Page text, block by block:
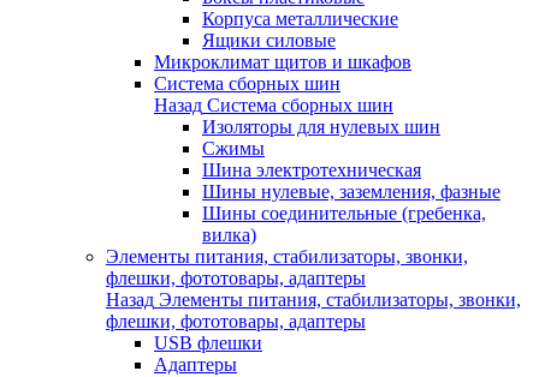
Корпуса металлические
Ящики силовые
Микроклимат щитов и шкафов
Система сборных шин
Назад Система сборных шин
Изоляторы для нулевых шин
Сжимы
Шина электротехническая
Шины нулевые, заземления, фазные
Шины соединительные (гребенка,
вилка)
Элементы питания, стабилизаторы, звонки,
флешки, фототовары, адаптеры
Назад Элементы питания, стабилизаторы, звонки,
флешки, фототовары, адаптеры
USB флешки
Адаптеры